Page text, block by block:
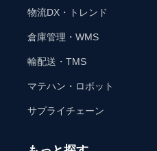
物流DX・トレンド
倉庫管理・WMS
輸配送・TMS
マテハン・ロボット
サプライチェーン